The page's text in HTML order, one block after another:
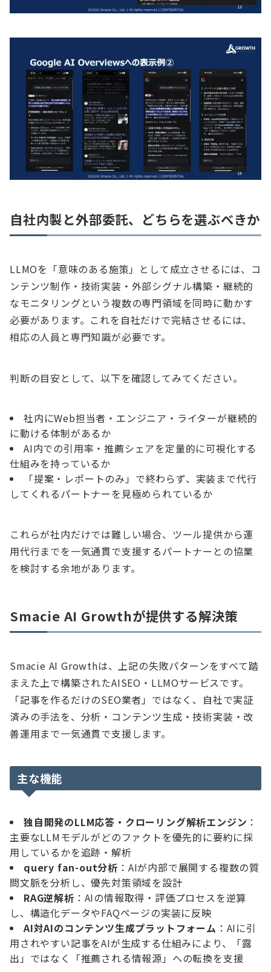
自社内製と外部委託、どちらを選ぶべきか
LLMOを「意味のある施策」として成立させるには、コ
ンテンツ制作・技術実装・外部シグナル構築・継続的
なモニタリングという複数の専門領域を同時に動かす
必要があります。これを自社だけで完結させるには、
相応の人員と専門知識が必要です。
判断の目安として、以下を確認してみてください。
社内にWeb担当者・エンジニア・ライターが継続的
に動ける体制があるか
AI内での引用率・推薦シェアを定量的に可視化する
仕組みを持っているか
「提案・レポートのみ」で終わらず、実装まで代行
してくれるパートナーを見極められているか
これらが社内だけでは難しい場合、ツール提供から運
用代行までを一気通貫で支援するパートナーとの協業
を検討する余地があります。
Smacie AI Growthが提供する解決策
Smacie AI Growthは、上記の失敗パターンをすべて踏
まえた上で構築されたAISEO・LLMOサービスです。
「記事を作るだけのSEO業者」ではなく、自社で実証
済みの手法を、分析・コンテンツ生成・技術実装・改
善運用まで一気通貫で支援します。
主な機能
独自開発のLLM応答・クローリング解析エンジン ：
主要なLLMモデルがどのファクトを優先的に要約に採
用しているかを追跡・解析
query fan-out分析 ：AIが内部で展開する複数の質
問文脈を分析し、優先対策領域を設計
RAG逆解析 ：AIの情報取得・評価プロセスを逆算
し、構造化データやFAQページの実装に反映
AI対AIのコンテンツ生成プラットフォーム ：AIに引
用されやすい記事をAIが生成する仕組みにより、「露
出」ではなく「推薦される情報源」への転換を支援